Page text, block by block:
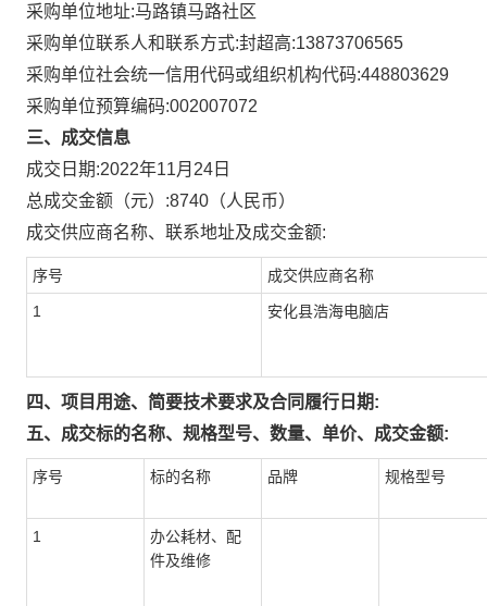
采购单位地址:马路镇马路社区
采购单位联系人和联系方式:封超高:13873706565
采购单位社会统一信用代码或组织机构代码:448803629
采购单位预算编码:002007072
三、成交信息
成交日期:2022年11月24日
总成交金额（元）:8740 （人民币）
成交供应商名称、联系地址及成交金额:
序号 成交供应商名称
1 安化县浩海电脑店
四、项目用途、简要技术要求及合同履行日期:
五、成交标的名称、规格型号、数量、单价、成交金额:
序号 标的名称 品牌 规格型号
1
办公耗材、配
件及维修